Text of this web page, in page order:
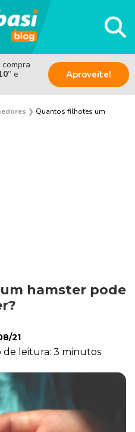
” e
Aproveite!
❯ Quantos filhotes um
Silvestreshamster pode
21
leitura: 3 minutos